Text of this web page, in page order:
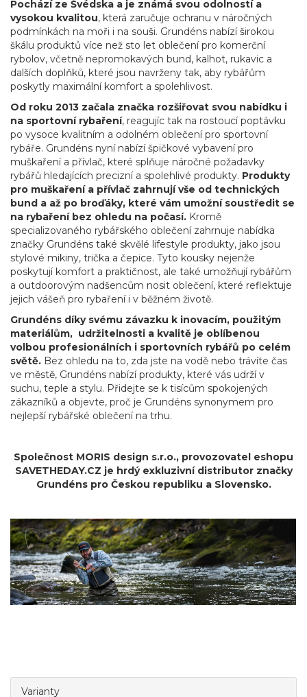
Pochází ze Švédska a je známá svou odolností a
vysokou kvalitou, která zaručuje ochranu v náročných
podmínkách na moři i na souši. Grundéns nabízí širokou
škálu produktů více než sto let oblečení pro komerční
rybolov, včetně nepromokavých bund, kalhot, rukavic a
dalších doplňků, které jsou navrženy tak, aby rybářům
poskytly maximální komfort a spolehlivost.
Od roku 2013 začala značka rozšiřovat svou nabídku i
na sportovní rybaření, reagujíc tak na rostoucí poptávku
po vysoce kvalitním a odolném oblečení pro sportovní
rybáře. Grundéns nyní nabízí špičkové vybavení pro
muškaření a přívlač, které splňuje náročné požadavky
rybářů hledajících precizní a spolehlivé produkty. Produkty
pro muškaření a přívlač zahrnují vše od technických
bund a až po broďáky, které vám umožní soustředit se
na rybaření bez ohledu na počasí. Kromě
specializovaného rybářského oblečení zahrnuje nabídka
značky Grundéns také skvělé lifestyle produkty, jako jsou
stylové mikiny, trička a čepice. Tyto kousky nejenže
poskytují komfort a praktičnost, ale také umožňují rybářům
a outdoorovým nadšencům nosit oblečení, které reflektuje
jejich vášeň pro rybaření i v běžném životě.
Grundéns díky svému závazku k inovacím, použitým
materiálům, udržitelnosti a kvalitě je oblíbenou
volbou profesionálních i sportovních rybářů po celém
světě. Bez ohledu na to, zda jste na vodě nebo trávíte čas
ve městě, Grundéns nabízí produkty, které vás udrží v
suchu, teple a stylu. Přidejte se k tisícům spokojených
zákazníků a objevte, proč je Grundéns synonymem pro
nejlepší rybářské oblečení na trhu.
Společnost MORIS design s.r.o., provozovatel eshopu
SAVETHEDAY.CZ je hrdý exkluzivní distributor značky
Grundéns pro Českou republiku a Slovensko.
Varianty